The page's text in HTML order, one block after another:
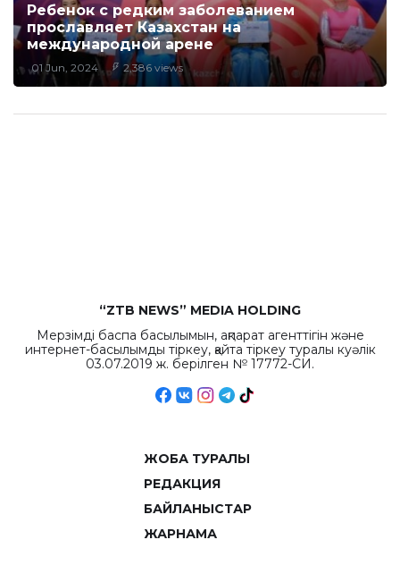
Ребенок с редким заболеванием
прославляет Казахстан на
международной арене
01 Jun, 2024 2,386 views
“ZTB NEWS” MEDIA HOLDING
Мерзімді баспа басылымын, ақпарат агенттігін және
интернет-басылымды тіркеу, қайта тіркеу туралы куәлік
03.07.2019 ж. берілген № 17772-СИ.
ЖОБА ТУРАЛЫ
РЕДАКЦИЯ
БАЙЛАНЫСТАР
ЖАРНАМА